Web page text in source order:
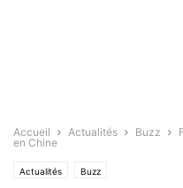
Accueil Actualités Buzz
en Chine
Actualités Buzz